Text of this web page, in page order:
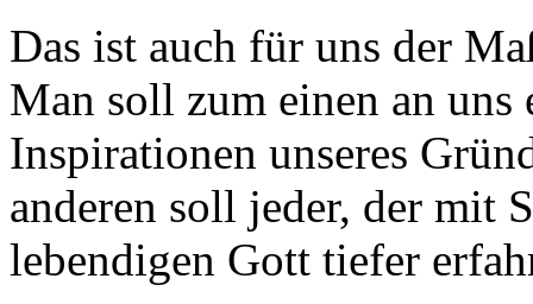
Das ist auch für uns der
Man soll zum einen an uns
Inspirationen unseres
anderen soll jeder, der mit
lebendigen Gott tiefer